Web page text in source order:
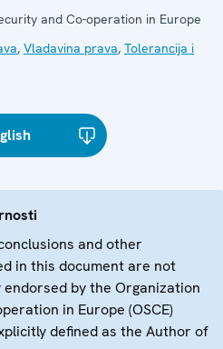
and Co-operation in Europe
, Vladavina prava, Tolerancija i
and other
in this document are not
by the Organization
in Europe (OSCE)
defined as the Author of